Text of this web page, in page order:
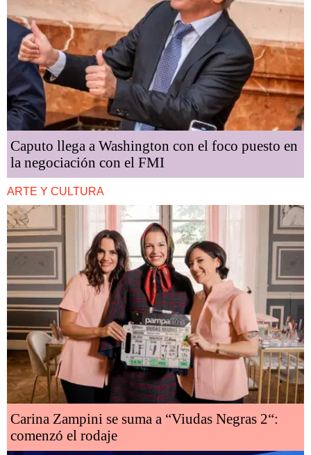
Caputo llega a Washington con el foco puesto en
la negociación con el FMI
ARTE Y CULTURA
Carina Zampini se suma a “Viudas Negras 2“:
comenzó el rodaje